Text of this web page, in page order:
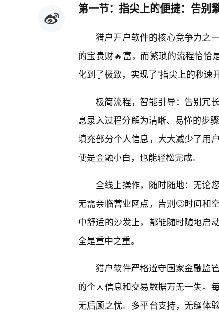
第一节：指尖上的便捷：告别
猎户开户软件的核心竞争力之
的宝贵财🔥富，而繁琐的流程恰恰
化到了极致，实现了“指尖上的秒速开
极简流程，智能引导：告别冗
息录入过程分解为清晰、易懂的步
填充部分个人信息，大大减少了用
使是金融小白，也能轻松完成。
全线上操作，随时随地：无论
无需亲临营业网点，告别🙂时间和
中舒适的沙发上，都能随时随地启
全是重中之重。
猎户软件严格遵守国家金融监
的个人信息和交易数据万无一失。
无后顾之忧。多平台支持，无缝体